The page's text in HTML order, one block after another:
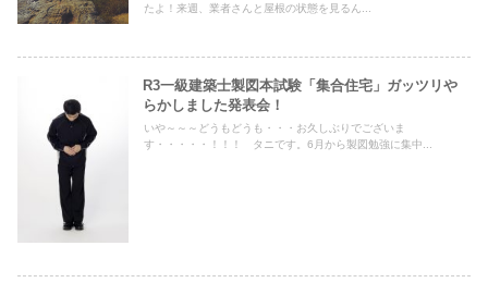
たよ！来週、業者さんと屋根の状態を見るん...
R3一級建築士製図本試験「集合住宅」ガッツリや
らかしました発表会！
いや～～～どうもどうも・・・お久しぶりでございま
す・・・・・！！！ タニです。6月から製図勉強に集中...